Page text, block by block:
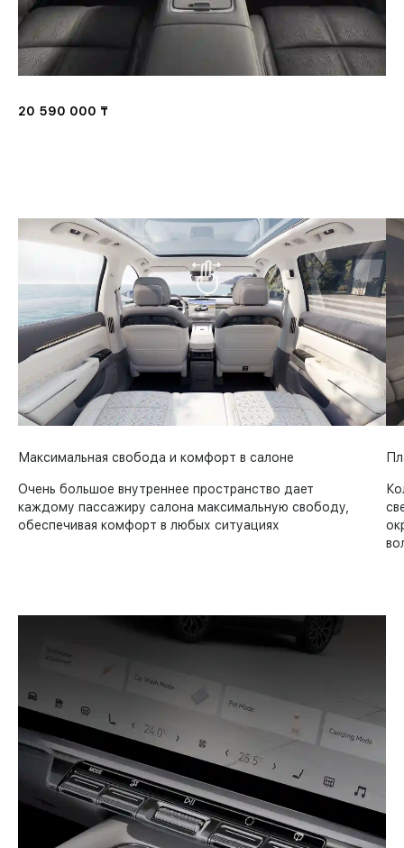
20 590 000 ₸
Максимальная свобода и комфорт в салоне
Очень большое внутреннее пространство дает
каждому пассажиру салона максимальную свободу,
обеспечивая комфорт в любых ситуациях